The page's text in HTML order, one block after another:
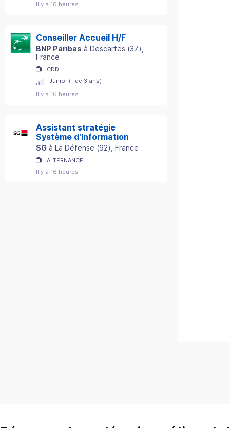
Il y a 16 heures
Conseiller Accueil H/F
BNP Paribas à Descartes (37)
France
CDD
Junior (- de 3 ans)
Il y a 16 heures
Assistant stratégie
Système d'Information
SG à La Défense (92) , France
ALTERNANCE
Il y a 16 heures